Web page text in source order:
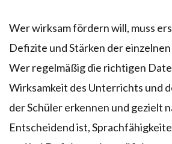
Wer wirksam fördern will, muss
Defizite und Stärken der
Wer regelmäßig die richtigen
Wirksamkeit des Unterrichts und
der Schüler erkennen und gezielt
Entscheidend ist,